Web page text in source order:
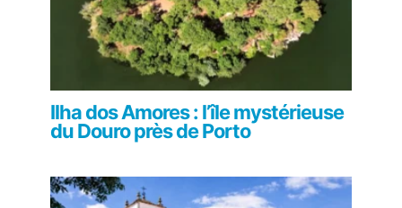
Ilha dos Amores : l’île mystérieuse
du Douro près de Porto